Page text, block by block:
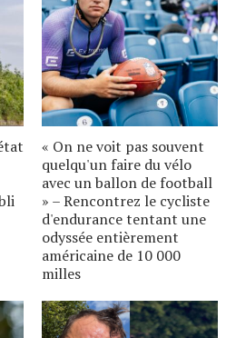
« On ne voit pas souvent
quelqu'un faire du vélo
avec un ballon de football
» – Rencontrez le cycliste
d'endurance tentant une
odyssée entièrement
américaine de 10 000
milles